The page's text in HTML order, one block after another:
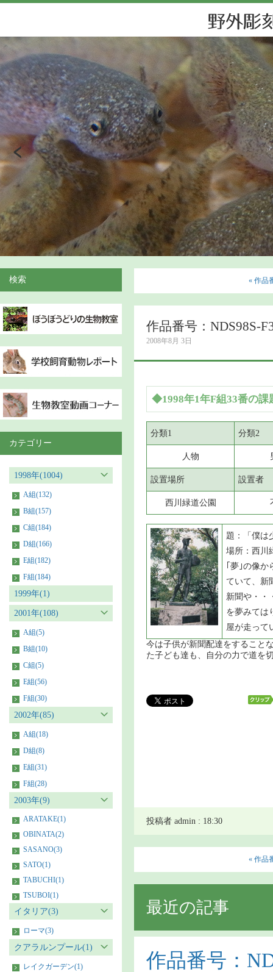
« 作品
作品番号：NDS98S-
2008年8月 3日
◆1998年1年F組33番の課
分類1 分類2
人物
設置場所 設置者
西川緑道公園
題：「僕は
場所：西川
｢夢｣の像か
ていて、新
新聞や・・
を夢みては
屋が走って
今は子供が新聞配達をすること
た子ども達も、自分の力で道を
投稿者 admin : 18:30
« 作品
最近の記事
作品番号：
検索
カテゴリー
1998年(1004)
A組(132)
B組(157)
C組(184)
D組(166)
E組(182)
F組(184)
1999年(1)
2001年(108)
A組(5)
B組(10)
C組(5)
E組(56)
F組(30)
2002年(85)
A組(18)
D組(8)
E組(31)
F組(28)
2003年(9)
ARATAKE(1)
OBINATA(2)
SASANO(3)
SATO(1)
TABUCHI(1)
TSUBOI(1)
イタリア(3)
ローマ(3)
クアラルンプール(1)
レイクガーデン(1)